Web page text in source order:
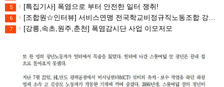
5 [특집기사] 폭염으로 부터 안전한 일터 쟁취!
6 [조합원☆인터뷰] 서비스연맹 전국학교비정규직노동조합 강원지부 김유미 춘천지회장
7 [강릉,속초,원주,춘천] 폭염감시단 사업 이모저모